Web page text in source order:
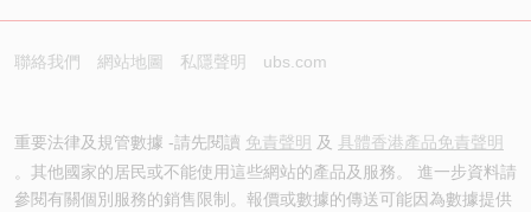
聯絡我們 網站地圖 私隱聲明 ubs.com
重要法律及規管數據 -請先閱讀 免責聲明 及 具體香港產品免責聲明
。其他國家的居民或不能使用這些網站的產品及服務。 進一步資料請
參閱有關個別服務的銷售限制。報價或數據的傳送可能因為數據提供